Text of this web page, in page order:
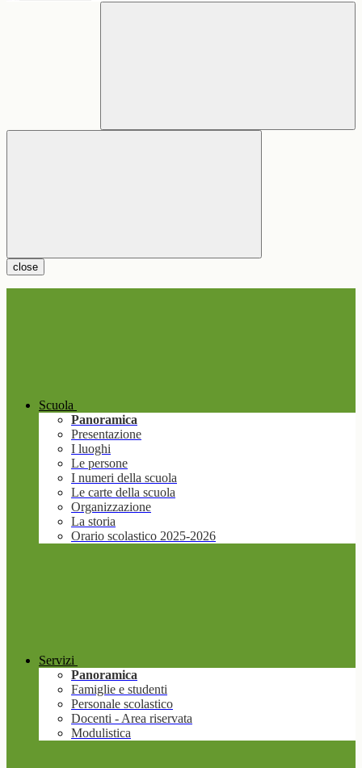
close
Scuola
Panoramica
Presentazione
I luoghi
Le persone
I numeri della scuola
Le carte della scuola
Organizzazione
La storia
Orario scolastico 2025-2026
Servizi
Panoramica
Famiglie e studenti
Personale scolastico
Docenti - Area riservata
Modulistica